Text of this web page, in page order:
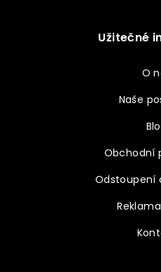
Užitečné
O
Naše
Obchodní
Odstoupení